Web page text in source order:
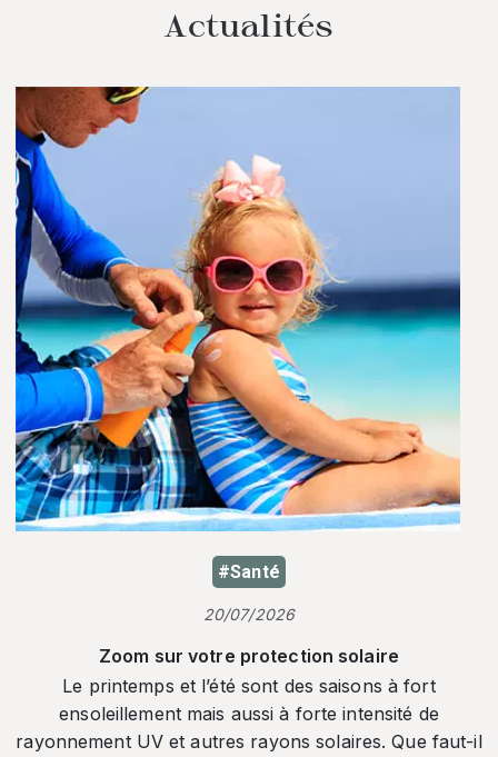
Actualités
#Santé
20/07/2026
Zoom sur votre protection solaire
Le printemps et l’été sont des saisons à fort
ensoleillement mais aussi à forte intensité de
rayonnement UV et autres rayons solaires. Que faut-il